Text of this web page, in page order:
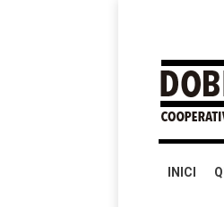
INICI